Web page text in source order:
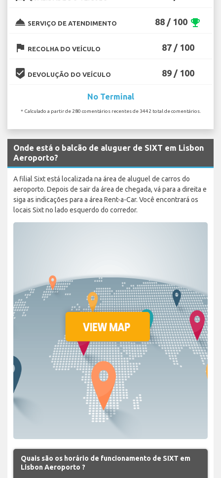
room_service SERVIÇO DE ATENDIMENTO 88 / 100 emoji_events
flag RECOLHA DO VEÍCULO 87 / 100
beenhere DEVOLUÇÃO DO VEÍCULO 89 / 100
No Terminal
* Calculado a partir de 280 comentários recentes de 3442 total de comentários.
Onde está o balcão de aluguer de SIXT em Lisbon
Aeroporto?
A filial Sixt está localizada na área de aluguel de carros do
aeroporto. Depois de sair da área de chegada, vá para a direita e
siga as indicações para a área Rent-a-Car. Você encontrará os
locais Sixt no lado esquerdo do corredor.
Quais são os horário de funcionamento de SIXT em
Lisbon Aeroporto ?